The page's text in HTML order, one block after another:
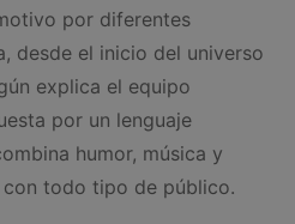
por diferentes
desde el inicio del universo
explica el equipo
por un lenguaje
humor, música y
todo tipo de público.